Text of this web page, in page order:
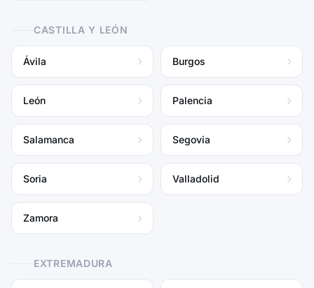
CASTILLA Y LEÓN
Ávila Burgos
León Palencia
Salamanca Segovia
Soria Valladolid
Zamora
EXTREMADURA